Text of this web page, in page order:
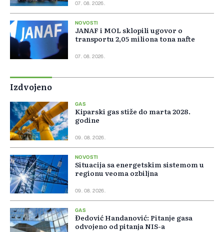
07. 08. 2026.
NOVOSTI
JANAF i MOL sklopili ugovor o
transportu 2,05 miliona tona nafte
07. 08. 2026.
Izdvojeno
GAS
Kiparski gas stiže do marta 2028.
godine
09. 08. 2026.
NOVOSTI
Situacija sa energetskim sistemom u
regionu veoma ozbiljna
09. 08. 2026.
GAS
Đedović Handanović: Pitanje gasa
odvojeno od pitanja NIS-a